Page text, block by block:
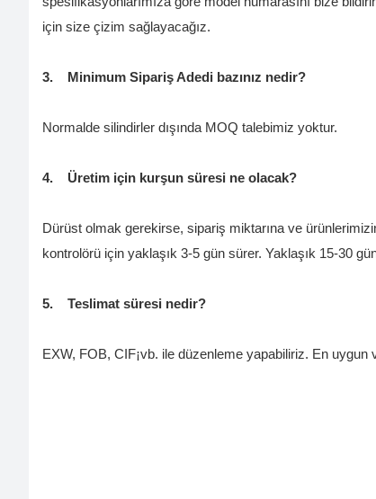
için size çizim sağlayacağız.
3. Minimum Sipariş Adedi bazınız nedir?
Normalde silindirler dışında MOQ talebimiz yoktur.
4. Üretim için kurşun süresi ne olacak?
Dürüst olmak gerekirse, sipariş miktarına ve
kontrolörü için yaklaşık 3-5 gün sürer. Yaklaşık 15-30
5. Teslimat süresi nedir?
EXW, FOB, CIF¡vb. ile düzenleme yapabiliriz. En